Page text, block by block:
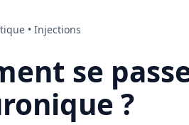
• Injections
se
?